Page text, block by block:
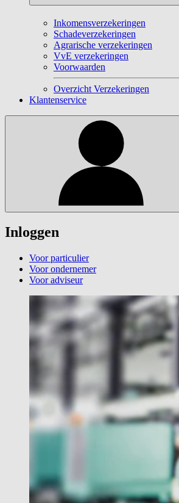
Inkomensverzekeringen
Schadeverzekeringen
Agrarische verzekeringen
VvE verzekeringen
Voorwaarden
Overzicht Verzekeringen
Klantenservice
Inloggen
Voor particulier
Voor ondernemer
Voor adviseur